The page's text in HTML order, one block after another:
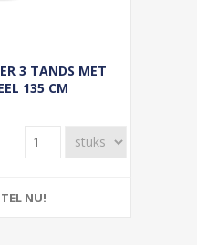
3 TANDS MET
135 CM
NU!